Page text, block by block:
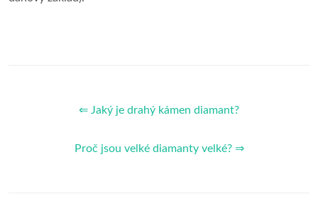
⇐ Jaký je drahý kámen diamant?
Proč jsou velké diamanty velké? ⇒